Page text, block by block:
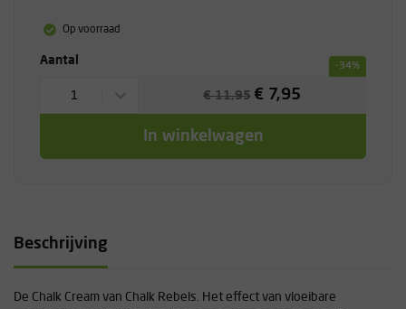
Op voorraad
Aantal -34%
1 € 11,95 € 7,95
In winkelwagen
Beschrijving
De Chalk Cream van Chalk Rebels. Het effect van vloeibare